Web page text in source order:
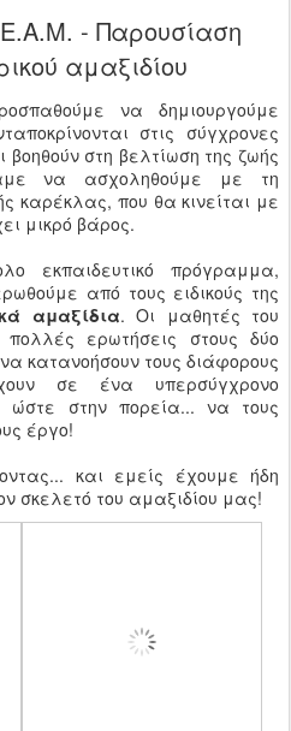
- Παρουσίαση
αμαξιδίου
να δημιουργούμε
στις σύγχρονες
στη βελτίωση της ζωής
να ασχοληθούμε με τη
καρέκλας, που θα κινείται με
μικρό βάρος.
εκπαιδευτικό πρόγραμμα,
από τους ειδικούς της
αμαξίδια. Οι μαθητές του
ερωτήσεις στους δύο
κατανοήσουν τους διάφορους
σε ένα υπερσύγχρονο
ώστε στην πορεία... να τους
έργο!
και εμείς έχουμε ήδη
σκελετό του αμαξιδίου μας!